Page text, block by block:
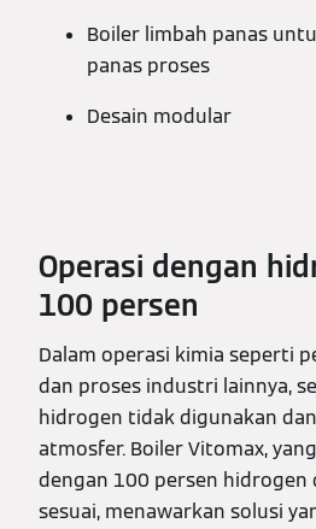
Boiler limbah panas
panas proses
Desain modular
Operasi dengan
100 persen
Dalam operasi kimia seperti
dan proses industri lainnya,
hidrogen tidak digunakan
atmosfer. Boiler Vitomax,
dengan 100 persen hidrogen
sesuai, menawarkan solusi